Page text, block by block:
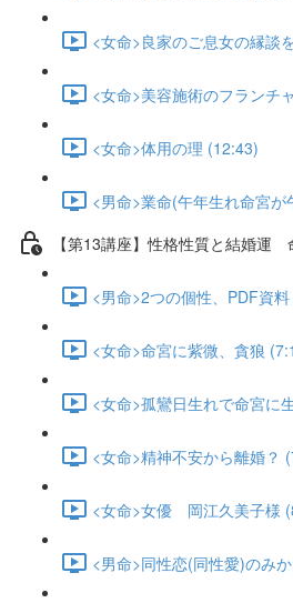
<女命>良家のご息女の縁談
<女命>美容施術のフランチ
<女命>体用の理 (12:43)
<男命>業命(午年生れ命宮
【第13講座】性格性質と結婚運
<男命>2つの個性、PDF資
<女命>命宮に紫微、貪狼
<女命>孤鸞日生れで命宮に
<女命>精神不安から離婚？
<女命>女優 岡江久美子様
<男命>同性恋(同性愛)のみ